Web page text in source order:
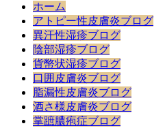
ホーム
アトピー性皮膚炎ブログ
異汗性湿疹ブログ
陰部湿疹ブログ
貨幣状湿疹ブログ
口囲皮膚炎ブログ
脂漏性皮膚炎ブログ
酒さ様皮膚炎ブログ
掌蹠膿疱症ブログ